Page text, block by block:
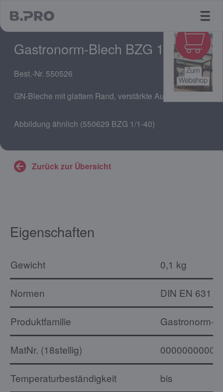
Gastronorm-Blech BZG 1/1-10
Best.-Nr. 550526
GN-Bleche mit glattem Rand, verstärkte Ausführung
Abbildung ähnlich (550629 BZG 1/1-40)
Zurück zur Übersicht
Eigenschaften
Gewicht 0,1 kg
Normen DIN EN 631
Produktfamilie Gastronorm-
MatNr. (18stellig)
Temperaturbeständigkeit bis